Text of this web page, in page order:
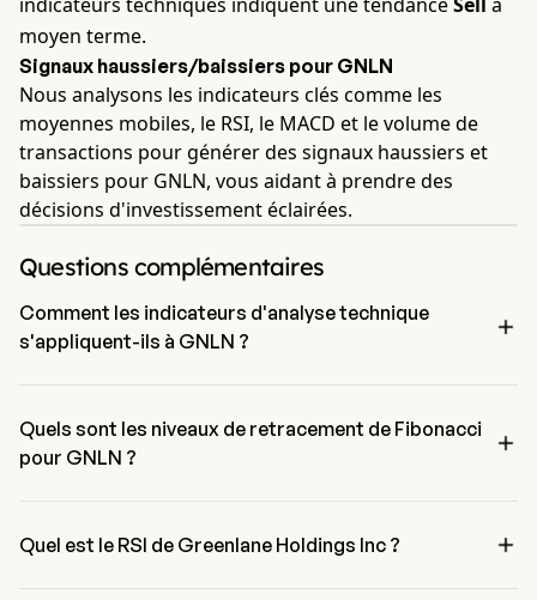
moyen terme.
Signaux haussiers/baissiers pour GNLN
Nous analysons les indicateurs clés comme les
moyennes mobiles, le RSI, le MACD et le volume de
transactions pour générer des signaux haussiers et
baissiers pour GNLN, vous aidant à prendre des
décisions d'investissement éclairées.
Questions complémentaires
Comment les indicateurs d'analyse technique
s'appliquent-ils à GNLN ?

signaux neutres et 4 signaux de vente.
Quels sont les niveaux de retracement de Fibonacci
pour GNLN ?

Quel est le RSI de Greenlane Holdings Inc ? 